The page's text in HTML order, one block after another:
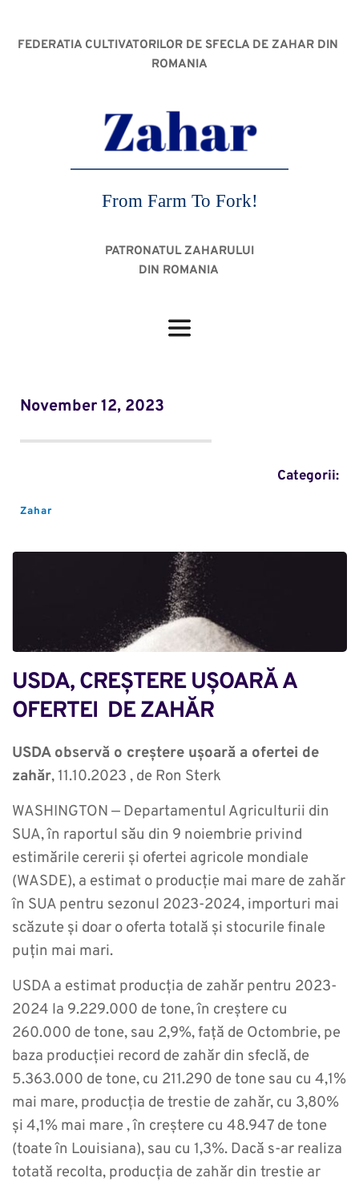
FEDERATIA CULTIVATORILOR DE SFECLA DE ZAHAR DIN
ROMANIA
From Farm To Fork!
PATRONATUL ZAHARULUI
DIN ROMANIA
November 12, 2023
Categorii:
Zahar
USDA, CREȘTERE UȘOARĂ A
OFERTEI  DE ZAHĂR
USDA observă o creștere ușoară a ofertei de
zahăr, 11.10.2023 , de Ron Sterk
WASHINGTON — Departamentul Agriculturii din
SUA, în raportul său din 9 noiembrie privind
estimările cererii și ofertei agricole mondiale
(WASDE), a estimat o producție mai mare de zahăr
în SUA pentru sezonul 2023-2024, importuri mai
scăzute și doar o oferta totală și stocurile finale
puțin mai mari.
USDA a estimat producția de zahăr pentru 2023-
2024 la 9.229.000 de tone, în creștere cu
260.000 de tone, sau 2,9%, față de Octombrie, pe
baza producției record de zahăr din sfeclă, de
5.363.000 de tone, cu 211.290 de tone sau cu 4,1%
mai mare, producția de trestie de zahăr, cu 3,80%
și 4,1% mai mare , în creștere cu 48.947 de tone
(toate în Louisiana), sau cu 1,3%. Dacă s-ar realiza
totată recolta, producția de zahăr din trestie ar